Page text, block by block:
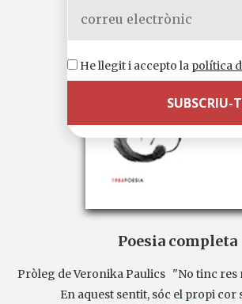
Poesia completa
Pròleg de Veronika Paulics "No tinc res
En aquest sentit, sóc el propi cor
He llegit i accepto la política